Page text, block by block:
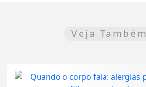
Veja Também